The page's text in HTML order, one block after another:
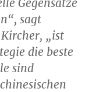
Gegensätze
sagt
„ist
die beste
sind